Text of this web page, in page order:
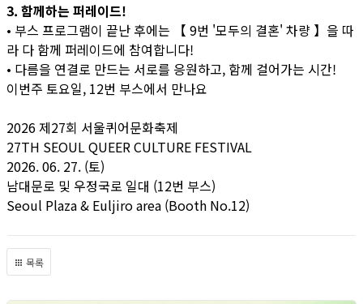
3. 함께하는 퍼레이드!
• 부스 프로그램이 끝난 후에는 【 9번 '모두의 결혼' 차량 】을 따
라 다 함께 퍼레이드에 참여합니다!
• 다름을 연결로 만드는 서로를 응원하고, 함께 걸어가는 시간!
이번주 토요일, 12번 부스에서 만나요
2026 제27회 서울퀴어문화축제
27TH SEOUL QUEER CULTURE FESTIVAL
2026. 06. 27. (토)
남대문로 및 우정국로 일대 (12번 부스)
Seoul Plaza & Euljiro area (Booth No.12)
목록